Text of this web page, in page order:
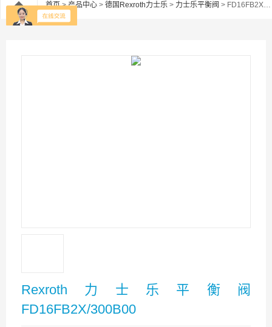
首页>产品中心 > 德国Rexroth力士乐 > 力士乐平衡阀 > FD16FB2X/300B00VRexroth力士乐平衡阀FD16FB2X/300B00
Rexroth力士乐平衡阀
FD16FB2X/300B00